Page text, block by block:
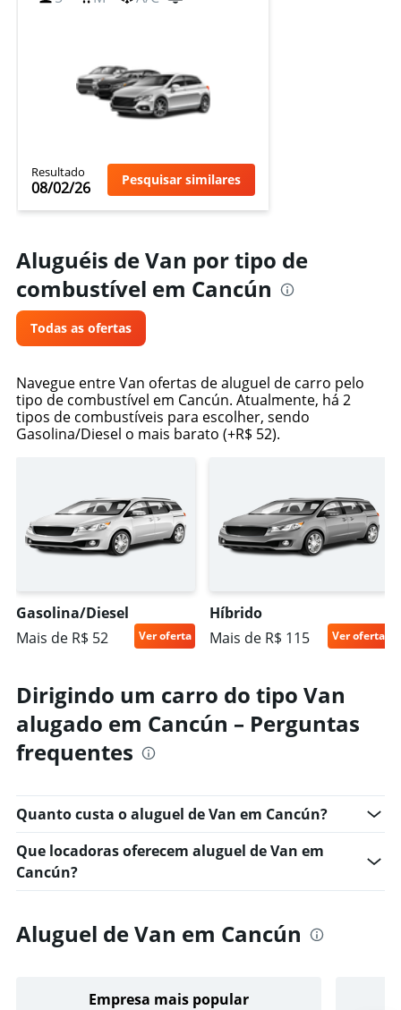
Resultado
08/02/26 Pesquisar similares
Aluguéis de Van por tipo de
combustível em Cancún
Todas as ofertas
Navegue entre Van ofertas de aluguel de carro pelo
tipo de combustível em Cancún. Atualmente, há 2
tipos de combustíveis para escolher, sendo
Gasolina/Diesel o mais barato (+R$ 52).
Gasolina/Diesel
Mais de R$ 52
Ver oferta
Híbrido
Mais de R$ 115
Ver oferta
Dirigindo um carro do tipo Van
alugado em Cancún – Perguntas
frequentes
Quanto custa o aluguel de Van em Cancún?
Que locadoras oferecem aluguel de Van em
Cancún?
Aluguel de Van em Cancún
Empresa mais popular